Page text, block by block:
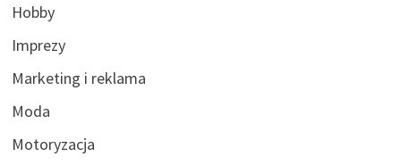
Hobby
Imprezy
Marketing i reklama
Moda
Motoryzacja